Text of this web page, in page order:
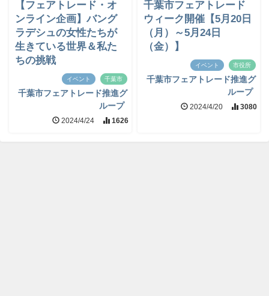
【フェアトレード・オ
ンライン企画】バング
ラデシュの女性たちが
生きている世界＆私た
ちの挑戦
イベント 千葉市
千葉市フェアトレード推進グ
ループ
2024/4/24 1626
千葉市フェアトレード
ウィーク開催【5月20日
（月）～5月24日
（金）】
イベント 市役所
千葉市フェアトレード推進グ
ループ
2024/4/20 3080